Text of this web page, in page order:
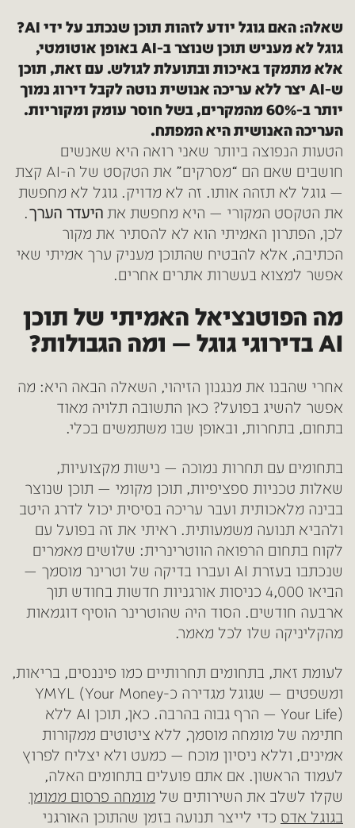
שאלה: האם גוגל יודע לזהות תוכן שנכתב על ידי AI?
גוגל לא מעניש תוכן שנוצר ב-AI באופן אוטומטי,
אלא מתמקד באיכות ובתועלת לגולש. עם זאת, תוכן
ש-AI יצר ללא עריכה אנושית נוטה לקבל דירוג נמוך
יותר ב-60% מהמקרים, בשל חוסר עומק ומקוריות.
העריכה האנושית היא המפתח.
הטעות הנפוצה ביותר שאני רואה היא שאנשים
חושבים שאם הם “מסרקים” את הטקסט של ה-AI קצת
— גוגל לא תזהה אותו. זה לא מדויק. גוגל לא מחפשת
את הטקסט המקורי — היא מחפשת את היעדר הערך.
לכן, הפתרון האמיתי הוא לא להסתיר את מקור
הכתיבה, אלא להבטיח שהתוכן מעניק ערך אמיתי שאי
אפשר למצוא בעשרות אתרים אחרים.
מה הפוטנציאל האמיתי של תוכן
AI בדירוגי גוגל — ומה הגבולות?
אחרי שהבנו את מנגנון הזיהוי, השאלה הבאה היא: מה
אפשר להשיג בפועל? כאן התשובה תלויה מאוד
בתחום, בתחרות, ובאופן שבו משתמשים בכלי.
בתחומים עם תחרות נמוכה — נישות מקצועיות,
שאלות טכניות ספציפיות, תוכן מקומי — תוכן שנוצר
בבינה מלאכותית ועבר עריכה בסיסית יכול לדרג היטב
ולהביא תנועה משמעותית. ראיתי את זה בפועל עם
לקוח בתחום הרפואה הווטרינרית: שלושים מאמרים
שנכתבו בעזרת AI ועברו בדיקה של וטרינר מוסמך —
הביאו 4,000 כניסות אורגניות חדשות בחודש תוך
ארבעה חודשים. הסוד היה שהוטרינר הוסיף דוגמאות
מהקליניקה שלו לכל מאמר.
לעומת זאת, בתחומים תחרותיים כמו פיננסים, בריאות,
ומשפטים — שגוגל מגדירה כ-YMYL (Your Money
Your Life) — הרף גבוה בהרבה. כאן, תוכן AI ללא
חתימה של מומחה מוסמך, ללא ציטוטים ממקורות
אמינים, וללא ניסיון מוכח — כמעט ולא יצליח לפרוץ
לעמוד הראשון. אם אתם פועלים בתחומים האלה,
שקלו לשלב את השירותים של מומחה פרסום ממומן
בגוגל אדס כדי לייצר תנועה בזמן שהתוכן האורגני